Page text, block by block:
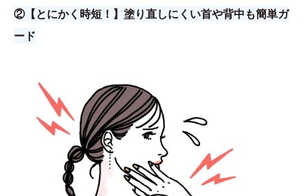
②【とにかく時短！】塗り直しにくい首や背中も簡単ガ
ード